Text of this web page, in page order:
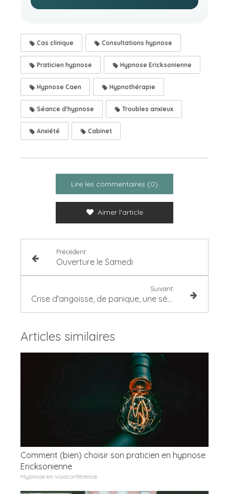
Cas clinique Consultations hypnose
Praticien hypnose Hypnose Ericksonienne
Hypnose Caen Hypnothérapie
Séance d'hypnose Troubles anxieux
Anxiété Cabinet
Lire les commentaires (0)
Aimer l'article
Précédent
Ouverture le Samedi
Suivant
Crise d'angoisse, de panique, une séance d'hypnose - hypnose angoisse
Articles similaires
Comment (bien) choisir son praticien en hypnose
Ericksonienne
Hypnose en visioconférence